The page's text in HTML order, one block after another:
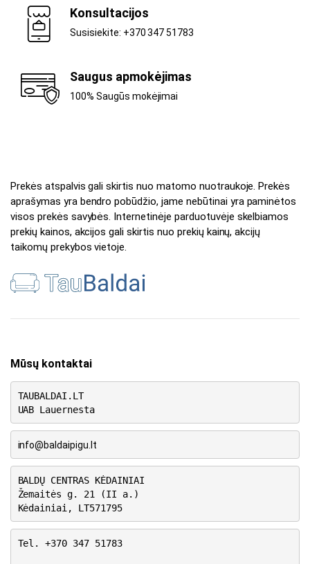
Konsultacijos
Susisiekite: +370 347 51783
Saugus apmokėjimas
100% Saugūs mokėjimai
Prekės atspalvis gali skirtis nuo matomo nuotraukoje. Prekės
aprašymas yra bendro pobūdžio, jame nebūtinai yra paminėtos
visos prekės savybės. Internetinėje parduotuvėje skelbiamos
prekių kainos, akcijos gali skirtis nuo prekių kainų, akcijų
taikomų prekybos vietoje.
Mūsų kontaktai
TAUBALDAI.LT
UAB Lauernesta
info@baldaipigu.lt
BALDŲ CENTRAS KĖDAINIAI
Žemaitės g. 21 (II a.)
Kėdainiai, LT571795
Tel. +370 347 51783